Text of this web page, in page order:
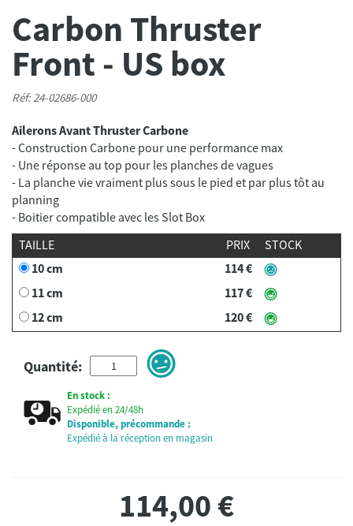
Carbon Thruster
Front - US box
Réf: 24-02686-000
Ailerons Avant Thruster Carbone
- Construction Carbone pour une performance max
- Une réponse au top pour les planches de vagues
- La planche vie vraiment plus sous le pied et par plus tôt au
planning
- Boitier compatible avec les Slot Box
TAILLE
PRIX
STOCK
10 cm
114 €
11 cm
117 €
12 cm
120 €
Quantité:
En stock :
Expédié en 24/48h
Disponible, précommande :
Expédié à la réception en magasin
114,00€